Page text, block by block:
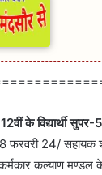
के विद्यार्थी
फरवरी 24/ सहायक
कल्याण मण्डल